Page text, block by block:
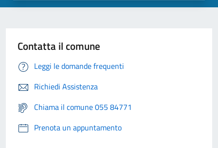
Contatta il comune
Leggi le domande frequenti
Richiedi Assistenza
Chiama il comune 055 84771
Prenota un appuntamento